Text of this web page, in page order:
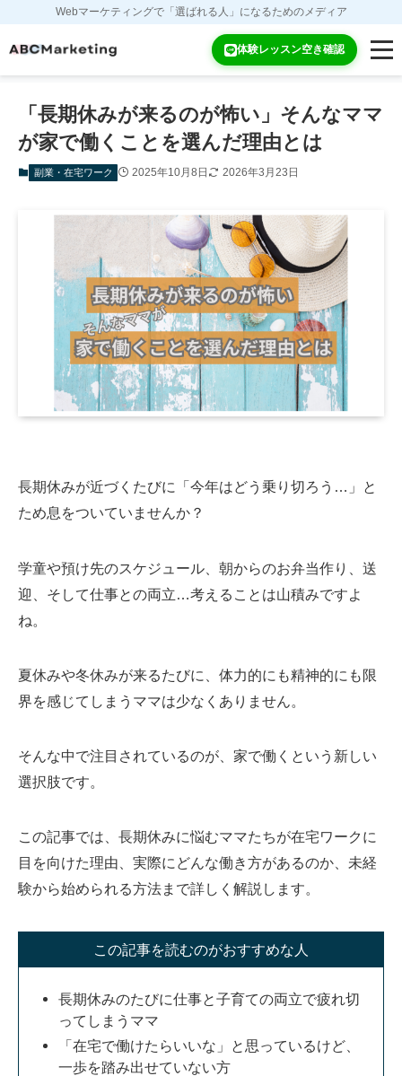
Webマーケティングで「選ばれる人」になるためのメディア
体験レッスン空き確認
「長期休みが来るのが怖い」そんなママ
が家で働くことを選んだ理由とは
副業・在宅ワーク 2025年10月8日 2026年3月23日
長期休みが近づくたびに「今年はどう乗り切ろう…」と
ため息をついていませんか？
学童や預け先のスケジュール、朝からのお弁当作り、送
迎、そして仕事との両立…考えることは山積みですよ
ね。
夏休みや冬休みが来るたびに、体力的にも精神的にも限
界を感じてしまうママは少なくありません。
そんな中で注目されているのが、家で働くという新しい
選択肢です。
この記事では、長期休みに悩むママたちが在宅ワークに
目を向けた理由、実際にどんな働き方があるのか、未経
験から始められる方法まで詳しく解説します。
この記事を読むのがおすすめな人
長期休みのたびに仕事と子育ての両立で疲れ切
ってしまうママ
「在宅で働けたらいいな」と思っているけど、
一歩を踏み出せていない方